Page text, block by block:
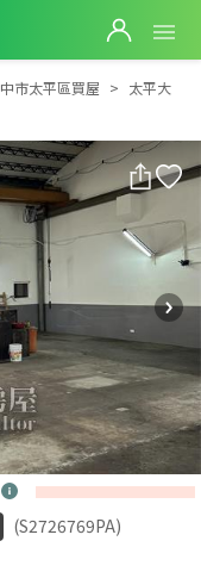
太平大面寬工業廠住
市太平區買屋
太平大
(S2726769PA)